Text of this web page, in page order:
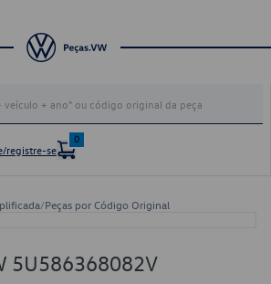
registre-se
0
/Peças por Código Original
5U586368082V